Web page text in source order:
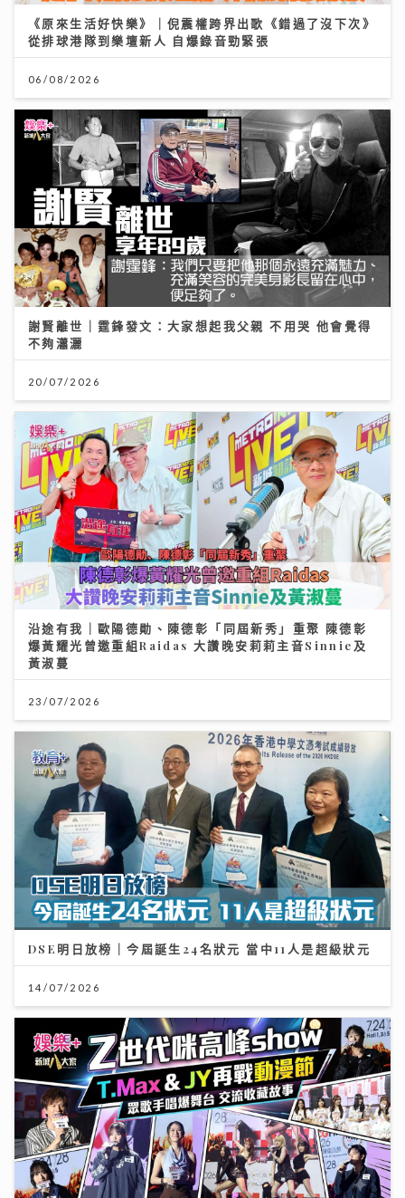
《原來生活好快樂》｜倪震權跨界出歌《錯過了沒下次》
從排球港隊到樂壇新人 自爆錄音勁緊張
06/08/2026
謝賢離世｜霆鋒發文：大家想起我父親 不用哭 他會覺得
不夠瀟灑
20/07/2026
沿途有我｜歐陽德勛、陳德彰「同屆新秀」重聚 陳德彰
爆黃耀光曾邀重組Raidas 大讚晚安莉莉主音Sinnie及
黃淑蔓
23/07/2026
DSE明日放榜｜今屆誕生24名狀元 當中11人是超級狀元
14/07/2026